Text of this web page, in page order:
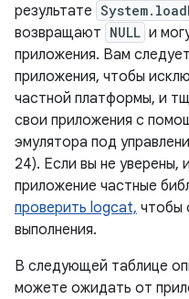
результате
возвращают NULL и
приложения. Вам
приложения, чтобы
частной платформы, и
свои приложения с
эмулятора под
24). Если вы не уверены,
приложение частные
проверить logcat, чтобы
выполнения.
В следующей таблице
можете ожидать от